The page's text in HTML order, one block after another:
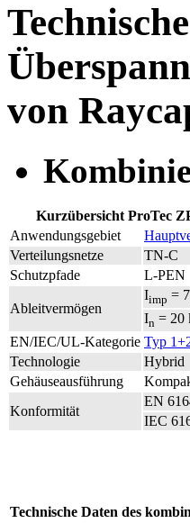
von
Kurzübersicht ProTec
Anwendungsgebiet
Verteilungsnetze
TN-C
Schutzpfade
L-PEN
Ableitvermögen
Iimp =
In = 20
EN/IEC/UL-Kategorie Typ
Technologie
Hybrid
Gehäuseausführung
Konformität
EN
IEC
Technische Daten des